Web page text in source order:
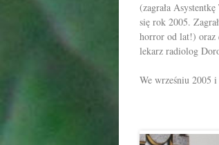
(zagrała
się rok 2005.
horror od lat!) oraz
lekarz radiolog
We wrześniu 2005